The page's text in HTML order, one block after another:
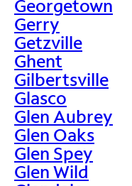
Georgetown
Gerry
Getzville
Ghent
Gilbertsville
Glasco
Glen Aubrey
Glen Oaks
Glen Spey
Glen Wild